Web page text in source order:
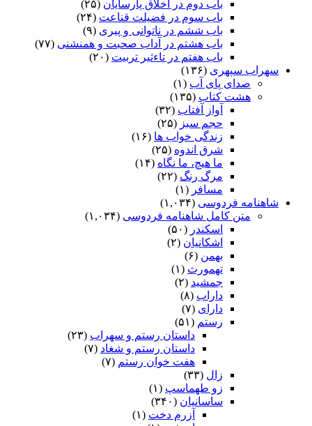
چرا نان نجویى بدین نام خویش‏
کدیور بدو گفت کز کردگار
سر آید مگر بر من این روزگار
نیایش کنم پیش یزدان خویش
ببینم مگر بى‏تو ویران خویش‏
چرا آمدى در سراى تهى
که هرگز نبینى مهى و بهى‏
بگفت این و بگریست چندان بزار
که بگریخت ز آواز او شهریار
بخندید زان پیر و آمد براه
دمادم بیامد پس او سپاه‏
چو بیرون شد از نامور شارستان
بپیش اندر آمد یکى خارستان‏
تبر داشت مردى همى کند خار
ز لشکر بشد پیش او شهریار
بدو گفت مهتر بدین شارستان
کرا دانى اى دشمن خارستان‏
باب دوم در اخلاق پارسایان (۲۵)
باب سوم در فضیلت قناعت (۲۴)
باب ششم در ناتوانى و پیرى (۹)
باب هشتم در آداب صحبت و همنشنى (۷۷)
باب هفتم در تاءثیر تربیت (۲۰)
سهراب سپهری (۱۳۶)
صدای پای آب (۱)
هشت کتاب (۱۳۵)
آواز آفتاب (۳۲)
حجم سبز (۲۵)
زندگی خواب ها (۱۶)
شرق اندوه (۲۵)
ما هیچ، ما نگاه (۱۴)
مرگ رنگ (۲۲)
مسافر (۱)
شاهنامه فردوسی (۱,۰۳۴)
متن کامل شاهنامه فردوسی (۱,۰۳۴)
اسکندر (۵۰)
اشکانیان (۲)
بهمن (۶)
تهمورث (۱)
جمشید (۲)
داراب (۸)
دارای (۷)
رستم (۵۱)
داستان رستم و سهراب (۲۳)
داستان رستم و شغاد (۷)
هفت خوان رستم‏ (۷)
زال (۳۳)
زو طهماسپ‏ (۱)
ساسانیان (۳۴۰)
آزرم دخت (۱)